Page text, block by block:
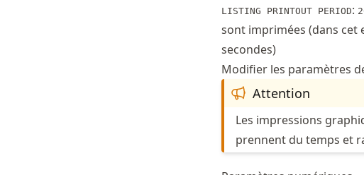
LISTING PRINTOUT PERIOD:
sont imprimées (dans cet
secondes)
Modifier les paramètres
Attention
Les impressions
prennent du temps et